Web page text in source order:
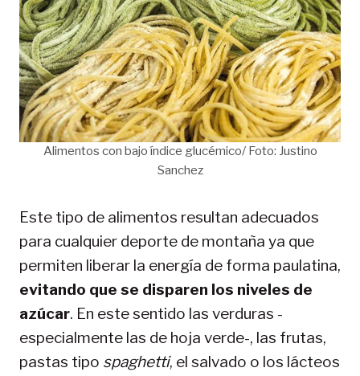
Alimentos con bajo índice glucémico/ Foto: Justino
Sanchez
Este tipo de alimentos resultan adecuados
para cualquier deporte de montaña ya que
permiten liberar la energía de forma paulatina,
evitando que se disparen los niveles de
azúcar. En este sentido las verduras -
especialmente las de hoja verde-, las frutas,
pastas tipo spaghetti, el salvado o los lácteos